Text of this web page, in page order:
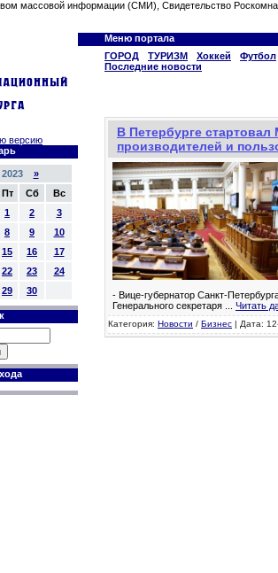
массовой информации (СМИ), Свидетельство
Меню портала
ГОРОД
ТУРИЗМ Хоккей
Футбол
Последние новости
версию
»
Пт Сб
Вс
1
2
3
8 9
10
15 16
17
22 23
24
29 30
В Петербурге
производителей и
- Вице-губернатор Санкт-
Генерального секретаря
Читать
Категория: Новости / Бизнес | Дата: